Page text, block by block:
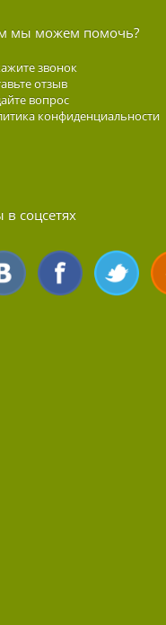
мы можем помочь?
звонок
отзыв
вопрос
конфиденциальности
соцсетях